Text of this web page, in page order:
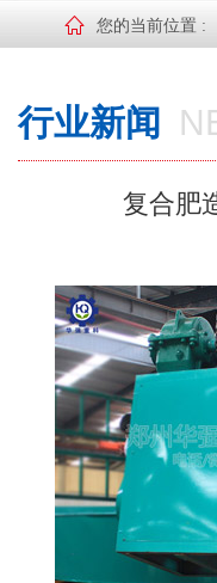
您的当前位置 :
行业新闻
复合肥